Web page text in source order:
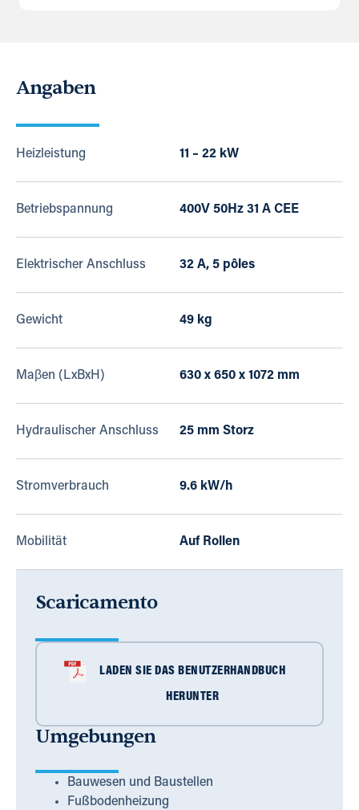
Angaben
Heizleistung 11 – 22 kW
Betriebspannung 400V 50Hz 31 A CEE
Elektrischer Anschluss 32 A, 5 pôles
Gewicht 49 kg
Maβen (LxBxH) 630 x 650 x 1072 mm
Hydraulischer Anschluss 25 mm Storz
Stromverbrauch 9.6 kW/h
Mobilität Auf Rollen
Scaricamento
LADEN SIE DAS BENUTZERHANDBUCH
HERUNTER
Umgebungen
Bauwesen und Baustellen
Fußbodenheizung